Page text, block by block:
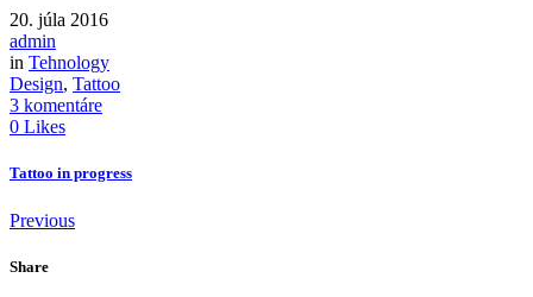
20. júla 2016
admin
in Tehnology
Design, Tattoo
3 komentáre
0 Likes
Tattoo in progress
Previous
Share